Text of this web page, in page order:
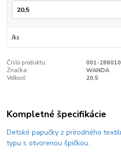
/ks
Číslo produktu:
001-
Značka:
WANDA
Veľkosť:
20,5
Kompletné špecifikácie
Detské papučky z prírodného
typu s otvorenou špičkou.